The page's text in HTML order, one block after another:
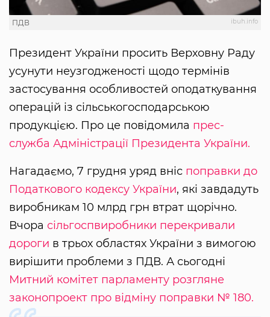
ibuh.info
ПДВ
Президент України просить Верховну Раду
усунути неузгодженості щодо термінів
застосування особливостей оподаткування
операцій із сільськогосподарською
продукцією. Про це повідомила прес-
служба Адміністрації Президента України.
Нагадаємо, 7 грудня уряд вніс поправки до
Податкового кодексу України, які завдадуть
виробникам 10 млрд грн втрат щорічно.
Вчора сільгоспвиробники перекривали
дороги в трьох областях України з вимогою
вирішити проблеми з ПДВ. А сьогодні
Митний комітет парламенту розгляне
законопроект про відміну поправки № 180.